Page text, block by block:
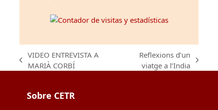
previous
VIDEO ENTREVISTA A
MARIÀ CORBÍ
Reflexions d’un
viatge a l’India
Sobre CETR